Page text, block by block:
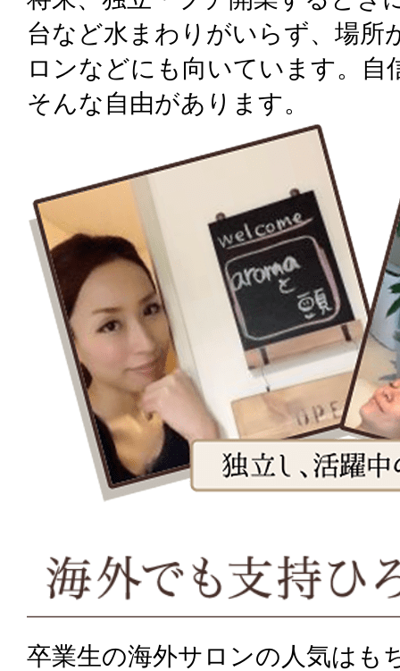
台など水まわりがいらず、場所
ロンなどにも向いています。自
そんな自由があります。
卒業生の海外サロンの人気はも